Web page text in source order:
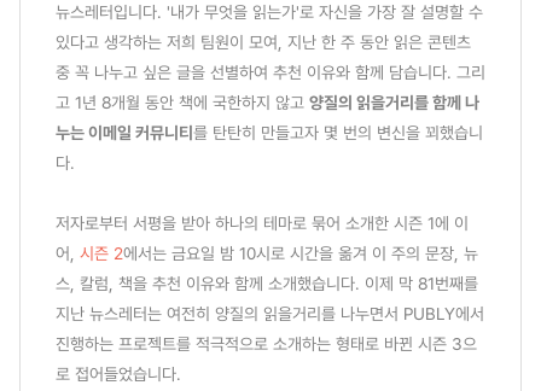
뉴스레터입니다. '내가 무엇을 읽는가'로 자신을 가장 잘 설명할 수
있다고 생각하는 저희 팀원이 모여, 지난 한 주 동안 읽은 콘텐츠
중 꼭 나누고 싶은 글을 선별하여 추천 이유와 함께 담습니다. 그리
고 1년 8개월 동안 책에 국한하지 않고 양질의 읽을거리를 함께 나
누는 이메일 커뮤니티를 탄탄히 만들고자 몇 번의 변신을 꾀했습니
다.
저자로부터 서평을 받아 하나의 테마로 묶어 소개한 시즌 1에 이
어, 시즌 2에서는 금요일 밤 10시로 시간을 옮겨 이 주의 문장, 뉴
스, 칼럼, 책을 추천 이유와 함께 소개했습니다. 이제 막 81번째를
지난 뉴스레터는 여전히 양질의 읽을거리를 나누면서 PUBLY에서
진행하는 프로젝트를 적극적으로 소개하는 형태로 바뀐 시즌 3으
로 접어들었습니다.